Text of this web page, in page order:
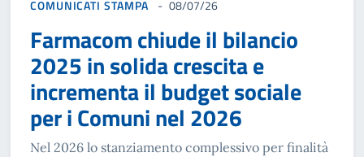
COMUNICATI STAMPA 08/07/26
Farmacom chiude il bilancio
2025 in solida crescita e
incrementa il budget sociale
per i Comuni nel 2026
Nel 2026 lo stanziamento complessivo per finalità